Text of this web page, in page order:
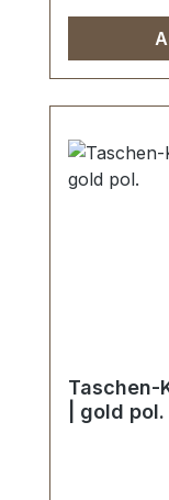
Taschen-
| gold pol.